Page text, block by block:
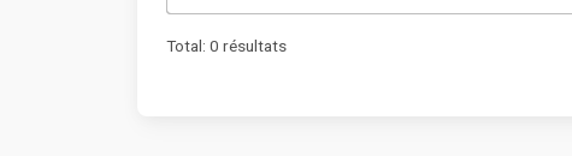
Total: 0 résultats